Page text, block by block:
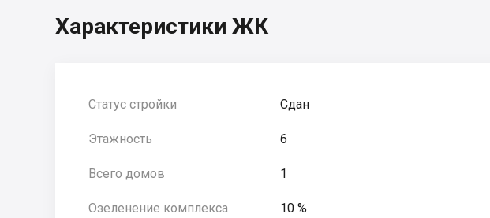
Характеристики ЖК
Статус стройки Сдан
Этажность 6
Всего домов 1
Озеленение комплекса 10 %